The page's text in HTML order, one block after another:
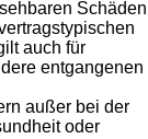
Schäden
auch für
entgangenen
außer bei der
oder